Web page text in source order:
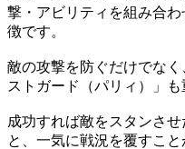
撃・アビリティを組み合
徴です。
敵の攻撃を防ぐだけでな
ストガード（パリィ）」も
成功すれば敵をスタンさ
と、一気に戦況を覆すこと